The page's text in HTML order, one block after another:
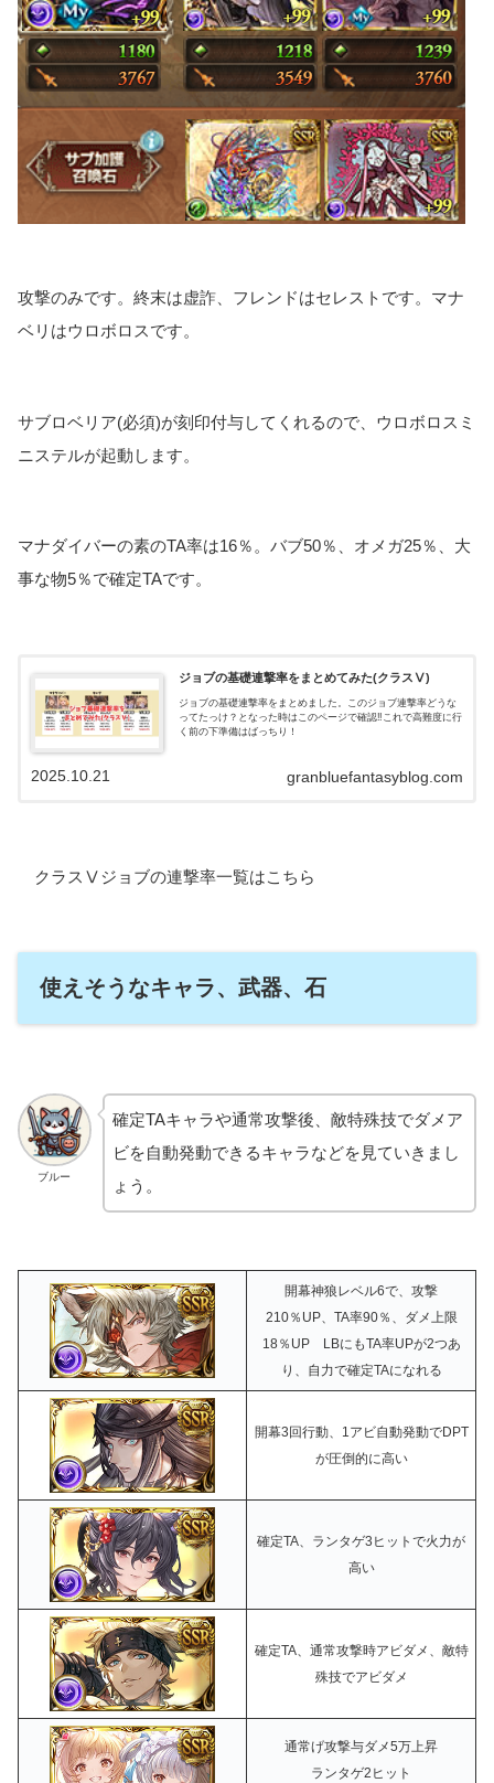
攻撃のみです。終末は虚詐、フレンドはセレストです。マナ
ベリはウロボロスです。
サブロベリア(必須)が刻印付与してくれるので、ウロボロスミ
ニステルが起動します。
マナダイバーの素のTA率は16％。バブ50％、オメガ25％、大
事な物5％で確定TAです。
ジョブの基礎連撃率をまとめてみた(クラスⅤ)
ジョブの基礎連撃率をまとめました。このジョブ連撃率どうな
ってたっけ？となった時はこのページで確認‼これで高難度に行
く前の下準備はばっちり！
granbluefantasyblog.com
2025.10.21
クラスⅤジョブの連撃率一覧はこちら
使えそうなキャラ、武器、石
ブルー
確定TAキャラや通常攻撃後、敵特殊技でダメア
ビを自動発動できるキャラなどを見ていきまし
ょう。
開幕神狼レベル6で、攻撃
210％UP、TA率90％、ダメ上限
18％UP LBにもTA率UPが2つあ
り、自力で確定TAになれる
開幕3回行動、1アビ自動発動でDPT
が圧倒的に高い
確定TA、ランタゲ3ヒットで火力が
高い
確定TA、通常攻撃時アビダメ、敵特
殊技でアビダメ
通常げ攻撃与ダメ5万上昇
ランタゲ2ヒット